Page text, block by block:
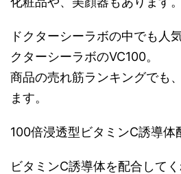
ドクターシーラボの中でも人
クターシーラボのVC100。
商品の売れ筋ランキングでも
ます。
100倍浸透型ビタミンC誘導体
ビタミンC誘導体を配合して